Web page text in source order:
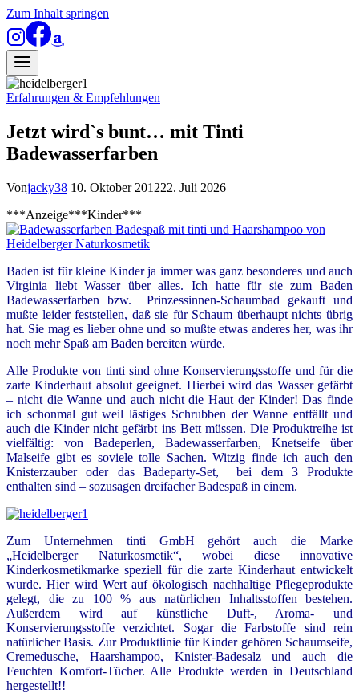
Zum Inhalt springen
Erfahrungen & Empfehlungen
Jetzt wird`s bunt… mit Tinti
Badewasserfarben
Vonjacky38 10. Oktober 201222. Juli 2026
***Anzeige***Kinder***
Baden ist für kleine Kinder ja immer was ganz besonderes und auch
Virginia liebt Wasser über alles. Ich hatte für sie zum Baden
Badewasserfarben bzw. Prinzessinnen-Schaumbad gekauft und
mußte leider feststellen, daß sie für Schaum überhaupt nichts übrig
hat. Sie mag es lieber ohne und so mußte etwas anderes her, was ihr
noch mehr Spaß am Baden bereiten würde.
Alle Produkte von tinti sind ohne Konservierungsstoffe und für die
zarte Kinderhaut absolut geeignet. Hierbei wird das Wasser gefärbt
– nicht die Wanne und auch nicht die Haut der Kinder! Das finde
ich schonmal gut weil lästiges Schrubben der Wanne entfällt und
auch die Kinder nicht gefärbt ins Bett müssen. Die Produktreihe ist
vielfältig: von Badeperlen, Badewasserfarben, Knetseife über
Malseife gibt es soviele tolle Sachen. Witzig finde ich auch den
Knisterzauber oder das Badeparty-Set, bei dem 3 Produkte
enthalten sind – sozusagen dreifacher Badespaß in einem.
Zum Unternehmen tinti GmbH gehört auch die Marke
„Heidelberger Naturkosmetik“, wobei diese innovative
Kinderkosmetikmarke speziell für die zarte Kinderhaut entwickelt
wurde. Hier wird Wert auf ökologisch nachhaltige Pflegeprodukte
gelegt, die zu 100 % aus natürlichen Inhaltsstoffen bestehen.
Außerdem wird auf künstliche Duft-, Aroma- und
Konservierungsstoffe verzichtet. Sogar die Farbstoffe sind rein
natürlicher Basis. Zur Produktlinie für Kinder gehören Schaumseife,
Cremedusche, Haarshampoo, Knister-Badesalz und auch die
Feuchten Komfort-Tücher. Alle Produkte werden in Deutschland
hergestellt!!